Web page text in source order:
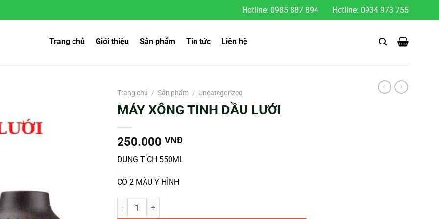
Hotline: 0985 887 894 Hotline: 0934 973 755
Trang chủ Giới thiệu Sản phẩm Tin tức Liên hệ
Trang chủ / Sản phẩm / Uncategorized
MÁY XÔNG TINH DẦU LƯỚI
250.000 VNĐ
DUNG TÍCH 550ML
CÓ 2 MÀU Y HÌNH
MÁY XÔNG TINH DẦU LƯỚI số lượng